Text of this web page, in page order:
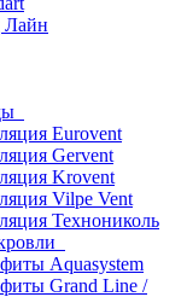
Лайн
Eurovent
Gervent
Krovent
Vilpe Vent
Технониколь
Aquasystem
Grand Line /